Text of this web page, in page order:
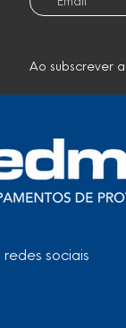
Ao subscrever
sociais